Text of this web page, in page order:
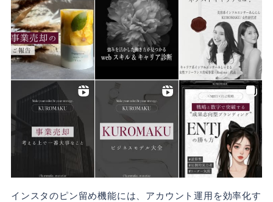
インスタのピン留め機能には、アカウント運用を効率化す